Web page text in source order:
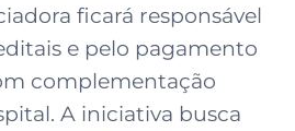
ficará responsável
e pelo pagamento
complementação
A iniciativa busca